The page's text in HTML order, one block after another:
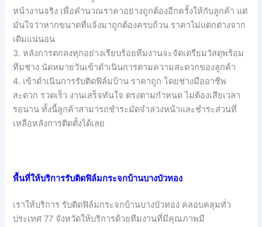
หน้างานจริง เพื่อคำนวณราคาอย่างถูกต้องอีกครั้งให้กับลูกค้า แต่
มั่นใจว่าหากขนาดที่แจ้งมาถูกต้องครบถ้วน ราคาไม่แตกต่างจาก
เดิมแน่นอน
3. หลังการตกลงทุกอย่างเรียบร้อยทีมงานจะจัดเตรียมวัสดุพร้อม
ทีมช่าง นัดหมายวันเข้าดำเนินการตามความสะดวกของลูกค้า
4. เข้าดำเนินการรับติดฟิล์มบ้าน ราคาถูก โดยช่างมืออาชีพ
สะดวก รวดเร็ว งานเสร็จทันใจ ตรงตามกำหนด ไม่ต้องเสียเวลา
รอนาน ทั้งนี้ลูกค้าสามารถชำระมัดจำล่วงหน้าและชำระส่วนที่
เหลือหลังการติดตั้งได้เลย
พื้นที่ให้บริการรับติดฟิล์มกระจกบ้านบางบัวทอง
เราให้บริการ รับติดฟิล์มกระจกบ้านบางบัวทอง คลอบคลุมทั่ว
ประเทศ 77 จังหวัดให้บริการด้วยทีมงานที่มีคุณภาพมี